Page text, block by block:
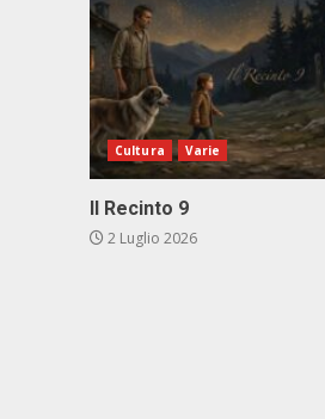
Cultura Varie
Il Recinto 9
2 Luglio 2026